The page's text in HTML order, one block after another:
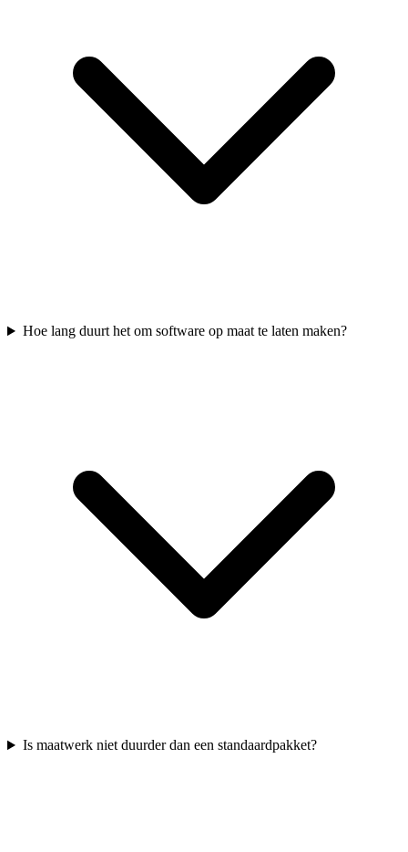
Hoe lang duurt het om software op maat te laten maken?
Is maatwerk niet duurder dan een standaardpakket?